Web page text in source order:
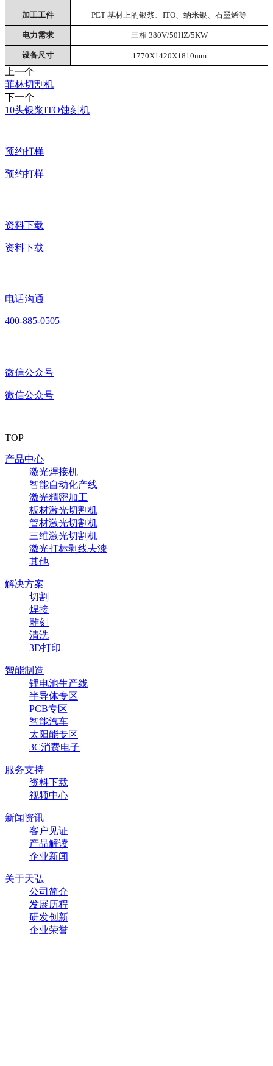
加工工件 PET 基材上的银浆、ITO、纳米银、石墨烯等
电力需求 三相 380V/50HZ/5KW
设备尺寸 1770X1420X1810mm
上一个
菲林切割机
下一个
10头银浆ITO蚀刻机
预约打样
预约打样
资料下载
资料下载
电话沟通
400-885-0505
微信公众号
微信公众号
TOP
产品中心
激光焊接机
智能自动化产线
激光精密加工
板材激光切割机
管材激光切割机
三维激光切割机
激光打标剥线去漆
其他
解决方案
切割
焊接
雕刻
清洗
3D打印
智能制造
锂电池生产线
半导体专区
PCB专区
智能汽车
太阳能专区
3C消费电子
服务支持
资料下载
视频中心
新闻资讯
客户见证
产品解读
企业新闻
关于天弘
公司简介
发展历程
研发创新
企业荣誉